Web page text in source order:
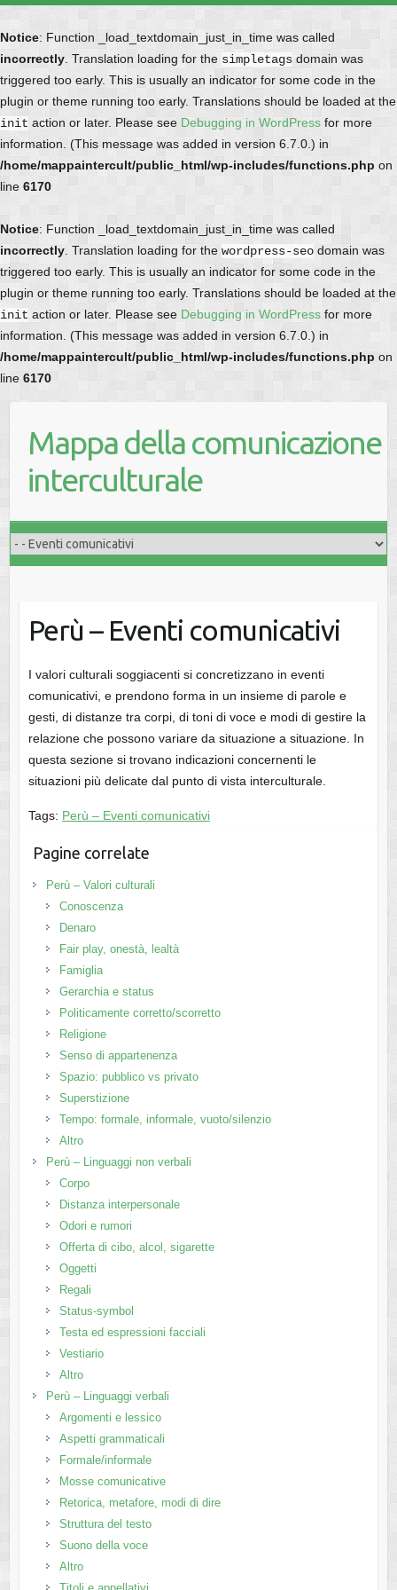
Notice: Function _load_textdomain_just_in_time was called
incorrectly . Translation loading for the simpletags domain was
triggered too early. This is usually an indicator for some code in the
plugin or theme running too early. Translations should be loaded at the
init action or later. Please see Debugging in WordPress for more
information. (This message was added in version 6.7.0.) in
/home/mappaintercult/public_html/wp-includes/functions.php on
line 6170
Notice: Function _load_textdomain_just_in_time was called
incorrectly . Translation loading for the wordpress-seo domain was
triggered too early. This is usually an indicator for some code in the
plugin or theme running too early. Translations should be loaded at the
init action or later. Please see Debugging in WordPress for more
information. (This message was added in version 6.7.0.) in
/home/mappaintercult/public_html/wp-includes/functions.php on
line 6170
Mappa della comunicazione
interculturale
Perù – Eventi comunicativi
I valori culturali soggiacenti si concretizzano in eventi
comunicativi, e prendono forma in un insieme di parole e
gesti, di distanze tra corpi, di toni di voce e modi di gestire la
relazione che possono variare da situazione a situazione. In
questa sezione si trovano indicazioni concernenti le
situazioni più delicate dal punto di vista interculturale.
Tags: Perù – Eventi comunicativi
Pagine correlate
Perù – Valori culturali
Conoscenza
Denaro
Fair play, onestà, lealtà
Famiglia
Gerarchia e status
Politicamente corretto/scorretto
Religione
Senso di appartenenza
Spazio: pubblico vs privato
Superstizione
Tempo: formale, informale, vuoto/silenzio
Altro
Perù – Linguaggi non verbali
Corpo
Distanza interpersonale
Odori e rumori
Offerta di cibo, alcol, sigarette
Oggetti
Regali
Status-symbol
Testa ed espressioni facciali
Vestiario
Altro
Perù – Linguaggi verbali
Argomenti e lessico
Aspetti grammaticali
Formale/informale
Mosse comunicative
Retorica, metafore, modi di dire
Struttura del testo
Suono della voce
Altro